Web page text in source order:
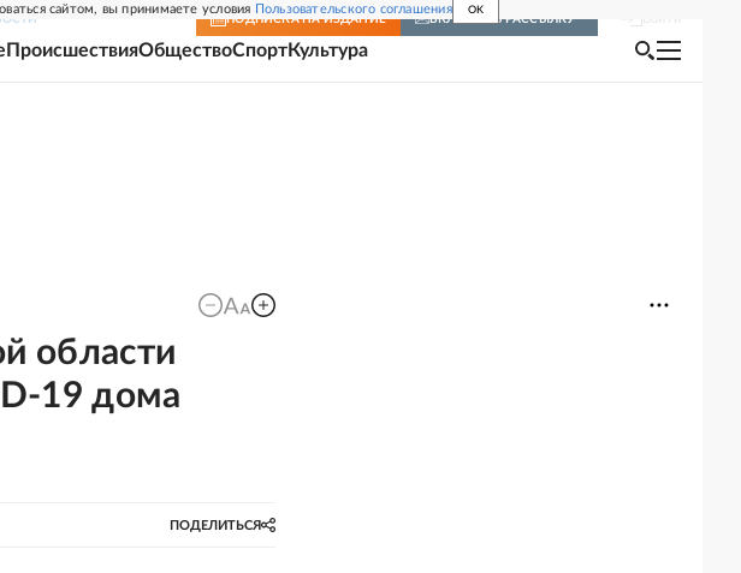
сайтом, вы принимаете условия Пользовательского соглашения OK
ПОДПИСКА НА ИЗДАНИЕ ВКЛЮЧИТЬ РАССЫЛКУ
ПроисшествияОбществоСпортКультура
области
19 дома
ПОДЕЛИТЬСЯ